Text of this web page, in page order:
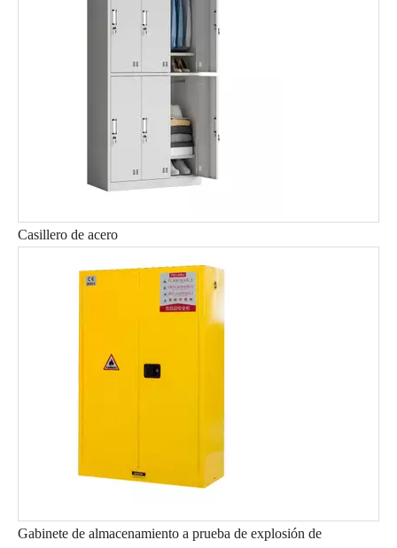
Casillero de acero
Gabinete de almacenamiento a prueba de explosión de